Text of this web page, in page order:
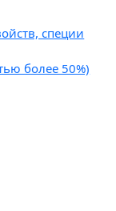
специи
более 50%)